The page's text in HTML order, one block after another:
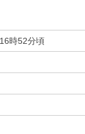
時52分頃